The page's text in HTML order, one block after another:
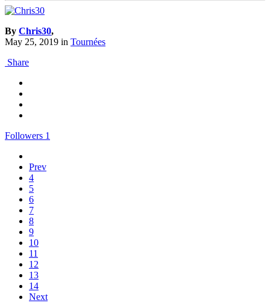
By Chris30,
May 25, 2019 in Tournées
Share
Followers 1
Prev
4
5
6
7
8
9
10
11
12
13
14
Next